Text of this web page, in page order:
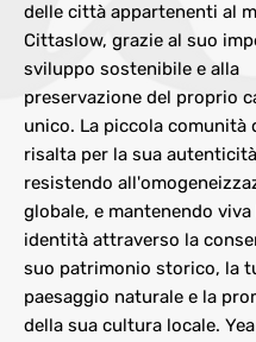
delle città appartenenti al
Cittaslow, grazie al suo
sviluppo sostenibile e alla
preservazione del proprio
unico. La piccola comunità
risalta per la sua
resistendo
globale, e mantenendo
identità attraverso la
suo patrimonio storico, la
paesaggio naturale e la
della sua cultura locale.